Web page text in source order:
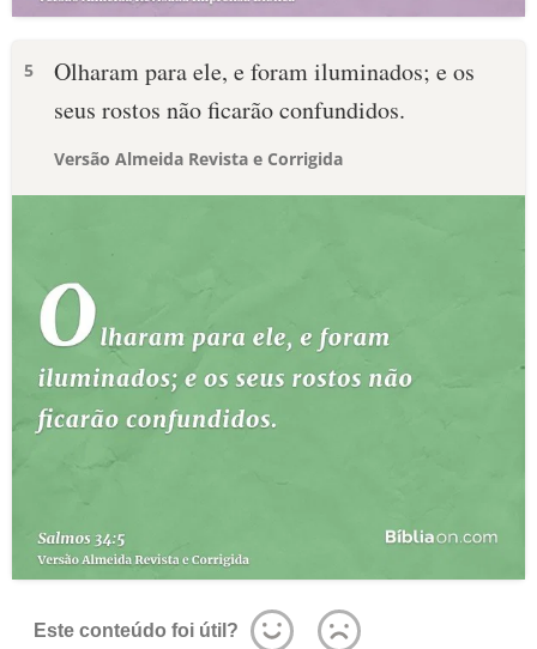
5
Olharam para ele, e foram iluminados; e os
seus rostos não ficarão confundidos.
Versão Almeida Revista e Corrigida
Este conteúdo foi útil?